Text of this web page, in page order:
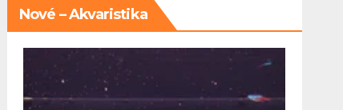
Nové – Akvaristika